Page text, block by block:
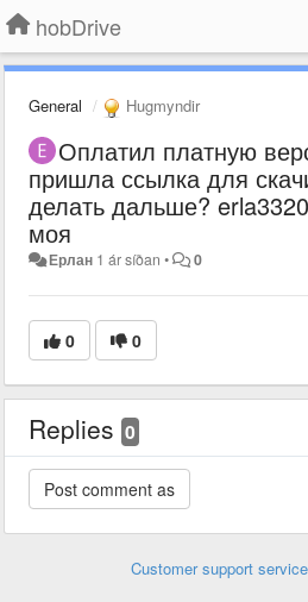
hobDrive
General Hugmyndir
Оплатил платную
пришла ссылка для
делать дальше?
моя
Ерлан 1 ár síðan • 0
0 0
Replies 0
Customer support service